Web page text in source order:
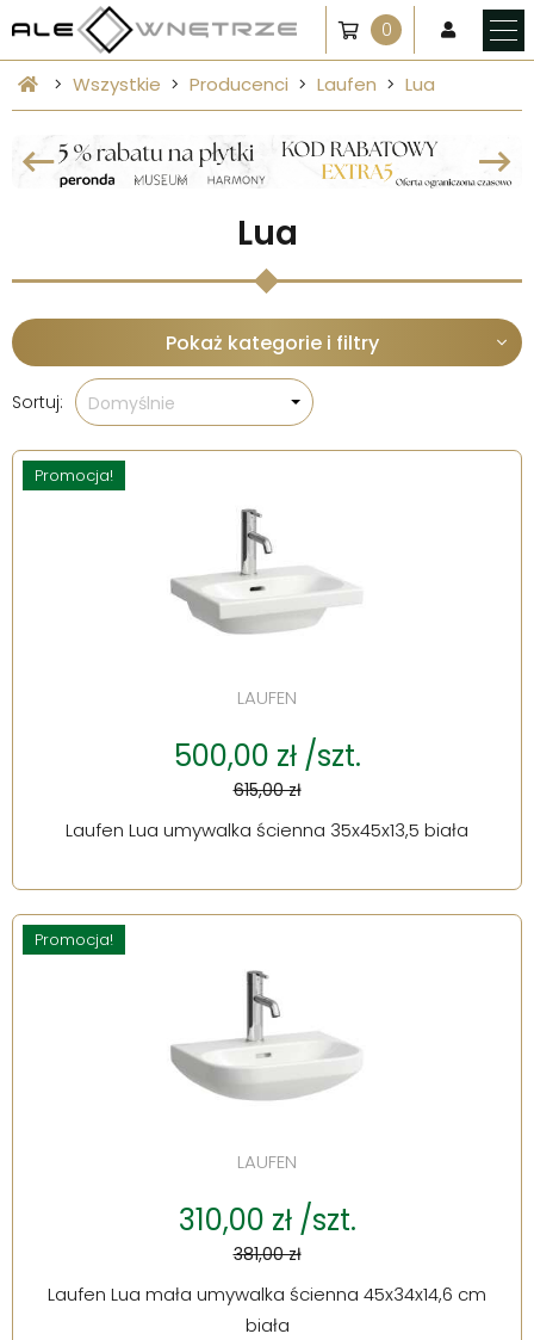
0
Wszystkie Producenci Laufen Lua
Lua
Pokaż kategorie i filtry
Sortuj: Domyślnie
Promocja!
LAUFEN
500,00 zł /szt.
615,00 zł
Laufen Lua umywalka ścienna 35x45x13,5 biała
Promocja!
LAUFEN
310,00 zł /szt.
381,00 zł
Laufen Lua mała umywalka ścienna 45x34x14,6 cm
biała